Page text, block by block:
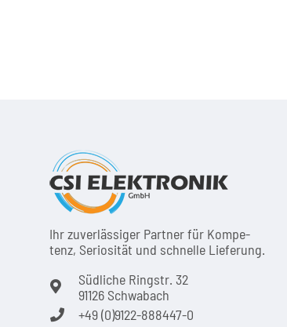
Ihr zuver­läs­siger Partner für Kom­pe­
tenz, Seri­osi­tät und schnel­le Lie­ferung.
Südliche Ringstr. 32
91126 Schwabach
+49 (0)9122-888447-0